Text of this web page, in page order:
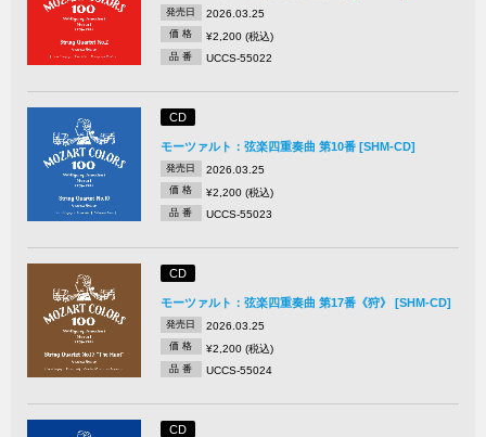
発売日 2026.03.25
価 格 ¥2,200 (税込)
品 番 UCCS-55022
CD
モーツァルト：弦楽四重奏曲 第10番 [SHM-CD]
発売日 2026.03.25
価 格 ¥2,200 (税込)
品 番 UCCS-55023
CD
モーツァルト：弦楽四重奏曲 第17番《狩》 [SHM-CD]
発売日 2026.03.25
価 格 ¥2,200 (税込)
品 番 UCCS-55024
CD